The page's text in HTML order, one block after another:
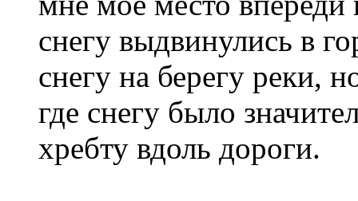
снегу выдвинулись в
снегу на берегу реки,
где снегу было
хребту вдоль дороги.